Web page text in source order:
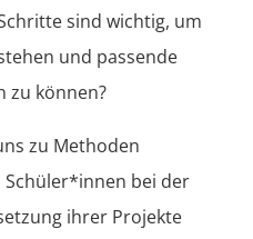
sind wichtig, um
und passende
zu können?
zu Methoden
bei der
ihrer Projekte